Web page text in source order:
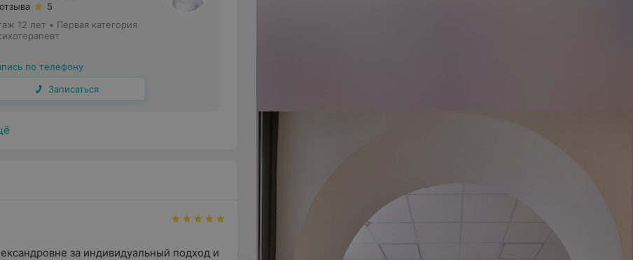
5
12 лет • Первая категория
по телефону
Записаться
за индивидуальный подход и